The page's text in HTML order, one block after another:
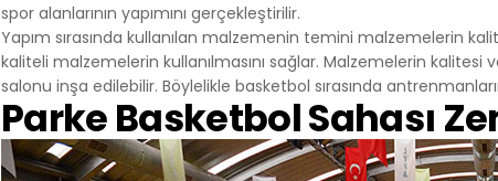
spor alanlarının yapımını gerçekleştirilir.
Yapım sırasında kullanılan malzemenin temini malzemelerin
kaliteli malzemelerin kullanılmasını sağlar. Malzemelerin
salonu inşa edilebilir. Böylelikle basketbol sırasında
Parke Basketbol Sahası